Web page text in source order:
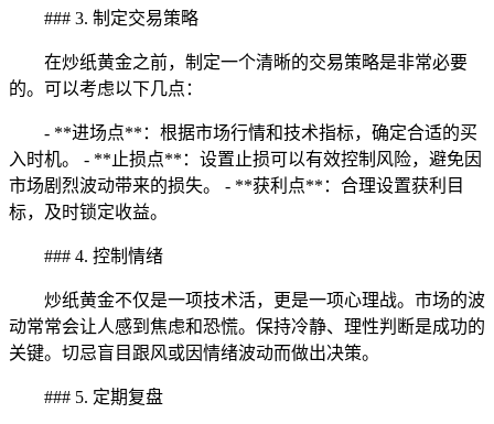
### 3. 制定交易策略
在炒纸黄金之前，制定一个清晰的交易策略是非常必要
的。可以考虑以下几点：
- **进场点**：根据市场行情和技术指标，确定合适的买
入时机。 - **止损点**：设置止损可以有效控制风险，避免因
市场剧烈波动带来的损失。 - **获利点**：合理设置获利目
标，及时锁定收益。
### 4. 控制情绪
炒纸黄金不仅是一项技术活，更是一项心理战。市场的波
动常常会让人感到焦虑和恐慌。保持冷静、理性判断是成功的
关键。切忌盲目跟风或因情绪波动而做出决策。
### 5. 定期复盘